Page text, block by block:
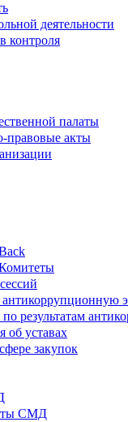
деятельности
контроля
палаты
правовые акты
результатам
об уставах
закупок
СМД